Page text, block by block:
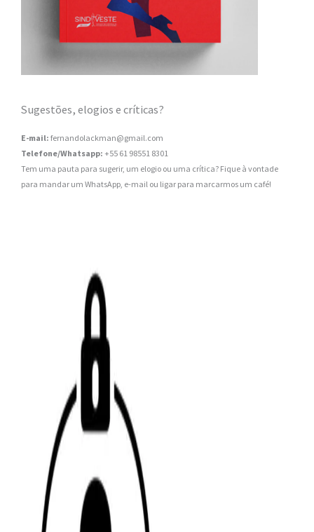
Sugestões, elogios e críticas?
E-mail: fernandolackman@gmail.com
Telefone/Whatsapp: +55 61 98551 8301
Tem uma pauta para sugerir, um elogio ou uma crítica? Fique à vontade
para mandar um WhatsApp, e-mail ou ligar para marcarmos um café!